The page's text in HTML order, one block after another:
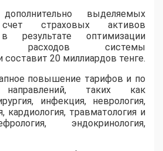
выделяемых
страховых активов
результате оптимизации
расходов системы
составит 20 миллиардов тенге.
повышение тарифов и по
таких как
инфекция, неврология,
кардиология, травматология и
эндокринология,